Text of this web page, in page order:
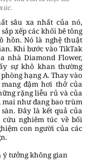
sâu xa nhất của nó,
xếp các khối bê tông
hồn. Nó là nghệ thuật
Khi bước vào TikTak
nhà Diamond Flower,
sự khô khan thường
hạng A. Thay vào
đậm hơi thở của
rặng liễu rủ và của
mai như đang bao trùm
Đây là kết quả của
nghiêm túc về bối
con người của các
ý tưởng không gian